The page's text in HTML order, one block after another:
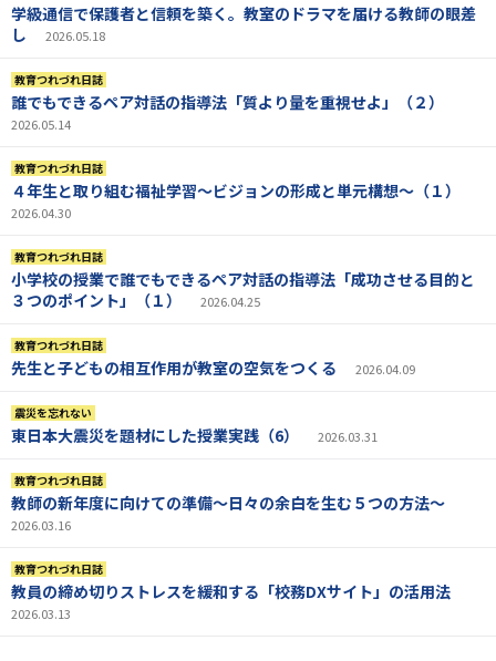
学級通信で保護者と信頼を築く。教室のドラマを届ける教師の眼差
し
2026.05.18
教育つれづれ日誌
誰でもできるペア対話の指導法「質より量を重視せよ」（２）
2026.05.14
教育つれづれ日誌
４年生と取り組む福祉学習～ビジョンの形成と単元構想～（１）
2026.04.30
教育つれづれ日誌
小学校の授業で誰でもできるペア対話の指導法「成功させる目的と
３つのポイント」（１）
2026.04.25
教育つれづれ日誌
先生と子どもの相互作用が教室の空気をつくる 2026.04.09
震災を忘れない
東日本大震災を題材にした授業実践（6） 2026.03.31
教育つれづれ日誌
教師の新年度に向けての準備〜日々の余白を生む５つの方法〜
2026.03.16
教育つれづれ日誌
教員の締め切りストレスを緩和する「校務DXサイト」の活用法
2026.03.13